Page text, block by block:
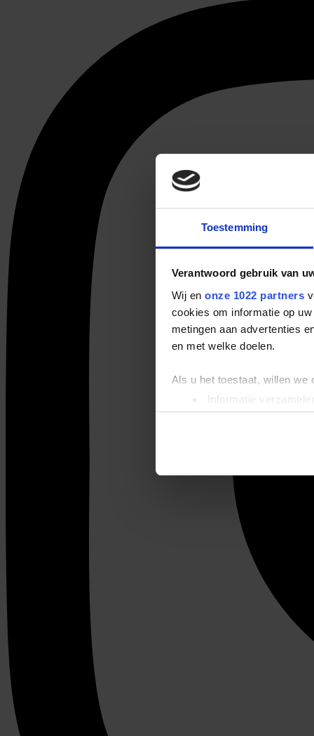
Toestemming
Verantwoord gebruik van
Wij en onze 1022 partners
cookies om informatie op
metingen aan advertenties
en met welke doelen.
Als u het toestaat, willen we
Informatie
Uw apparaat
Lees meer over hoe uw
We gebruiken cookies om
websiteverkeer te
media, adverteren en
verstrekt of die ze hebben